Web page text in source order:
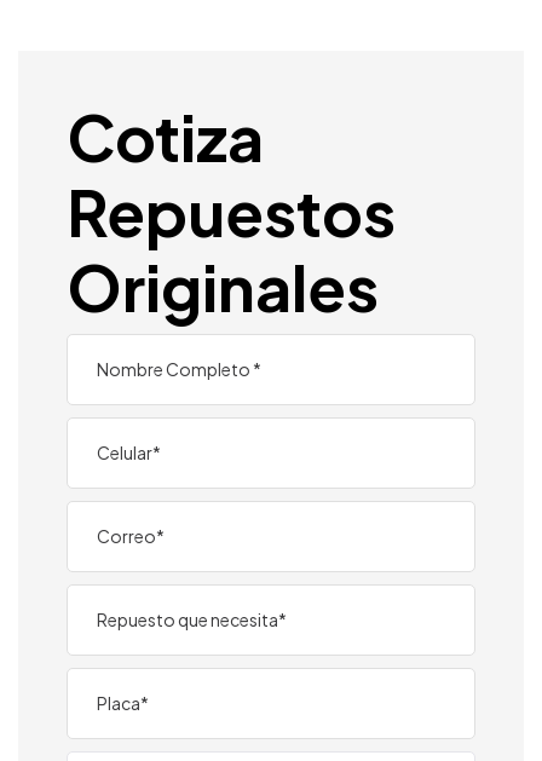
Cotiza
Repuestos
Originales